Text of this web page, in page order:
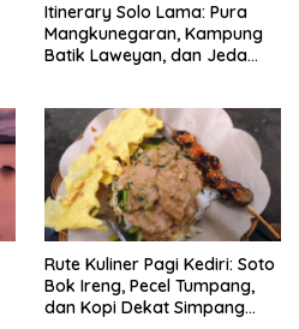
Itinerary Solo Lama: Pura
Mangkunegaran, Kampung
Batik Laweyan, dan Jeda
Rute Kuliner Pagi Kediri: Soto
Bok Ireng, Pecel Tumpang,
dan Kopi Dekat Simpang